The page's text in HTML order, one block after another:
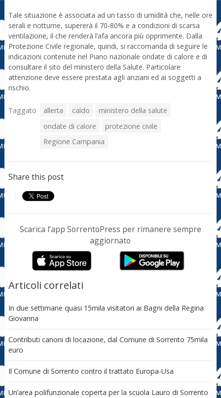
Tale situazione è associata ad un tasso di umidità che, nelle ore
serali e notturne, supererà il 70-80% e a condizioni di scarsa
ventilazione, il che renderà l’afa ancora più opprimente. Dalla
Protezione Civile regionale, quindi, si raccomanda di seguire le
indicazioni contenute nel Piano nazionale ondate di calore e di
consultare il sito del ministero della Salute. Particolare
attenzione deve essere prestata agli anziani ed ai soggetti a
rischio.
Taggato allerta caldo
ministero della salute
ondate di calore
protezione civile
Regione Campania
Share this post
Scarica l’app SorrentoPress per rimanere sempre
aggiornato
Articoli correlati
In due settimane quasi 15mila visitatori ai Bagni della Regina
Giovanna
Contributi canoni di locazione, dal Comune di Sorrento 75mila
euro
Il Comune di Sorrento contro il trattato Europa-Usa
Un’area polifunzionale coperta per la scuola Lauro di Sorrento